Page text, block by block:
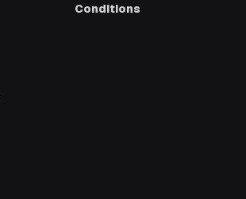
Conditions